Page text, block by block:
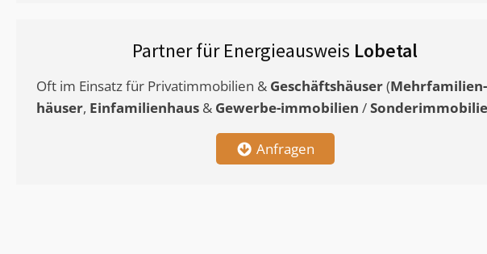
Partner für Energieausweis Lobetal
Oft im Einsatz für Privatimmobilien & Geschäftshäuser(Mehrfamilien-
häuser, Einfamilienhaus & Gewerbe-immobilien /
Anfragen